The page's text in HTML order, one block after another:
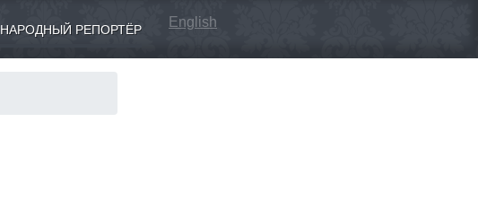
НАРОДНЫЙ РЕПОРТЁР English